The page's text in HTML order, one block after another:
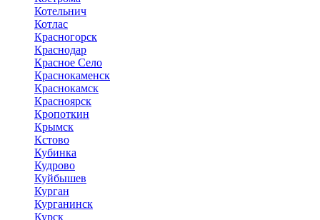
Котельнич
Котлас
Красногорск
Краснодар
Красное Село
Краснокаменск
Краснокамск
Красноярск
Кропоткин
Крымск
Кстово
Кубинка
Кудрово
Куйбышев
Курган
Курганинск
Курск